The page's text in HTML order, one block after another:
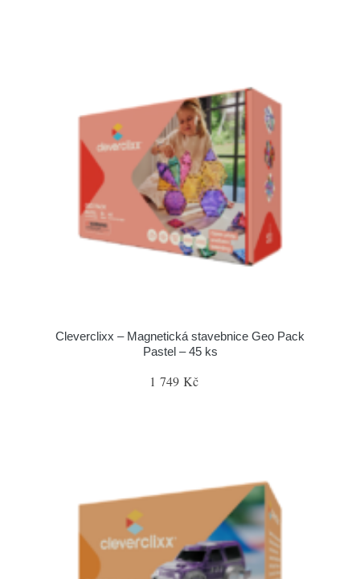
Cleverclixx – Magnetická stavebnice Geo Pack
Pastel – 45 ks
1 749 Kč